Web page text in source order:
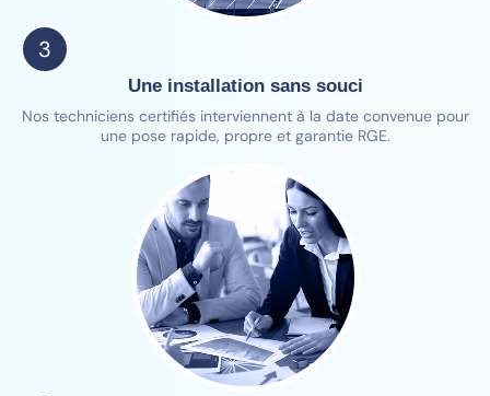
3
Une installation sans souci
Nos techniciens certifiés interviennent à la date convenue pour
une pose rapide, propre et garantie RGE.